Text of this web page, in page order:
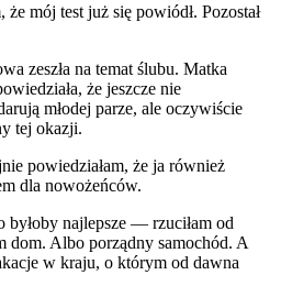
mój test już się powiódł. Pozostał
zeszła na temat ślubu. Matka
że jeszcze nie
młodej parze, ale oczywiście
tej okazji.
powiedziałam, że ja również
dla nowożeńców.
najlepsze — rzuciłam od
Albo porządny samochód. A
w kraju, o którym od dawna